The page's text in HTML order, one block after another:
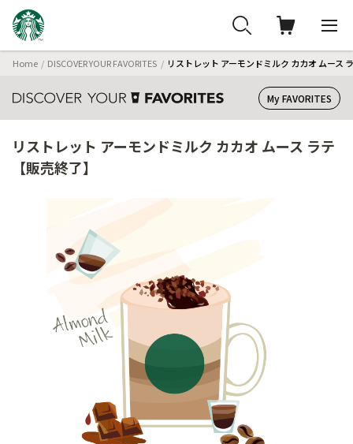
Home DISCOVER YOUR FAVORITES リストレット アーモンドミルク カカオ ムース
My FAVORITES
リストレット アーモンドミルク カカオ ムース ラテ
【販売終了】